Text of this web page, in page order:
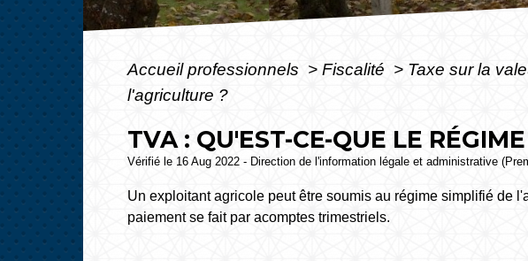
Accueil professionnels > Fiscalité > Taxe sur la
l'agriculture ?
TVA : QU'EST-CE-QUE LE
Vérifié le 16 Aug 2022 - Direction de l'information légale et administrative
Un exploitant agricole peut être soumis au régime simplifié de
paiement se fait par acomptes trimestriels.